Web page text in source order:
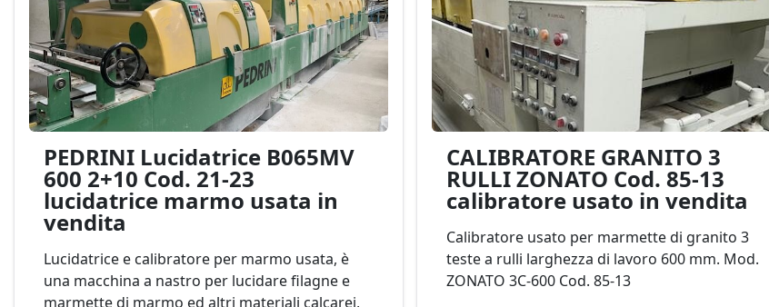
PEDRINI Lucidatrice B065MV
600 2+10 Cod. 21-23
lucidatrice marmo usata in
vendita
Lucidatrice e calibratore per marmo usata, è
una macchina a nastro per lucidare filagne e
marmette di marmo ed altri materiali calcarei,
CALIBRATORE GRANITO 3
RULLI ZONATO Cod. 85-13
calibratore usato in vendita
Calibratore usato per marmette di granito 3
teste a rulli larghezza di lavoro 600 mm. Mod.
ZONATO 3C-600 Cod. 85-13